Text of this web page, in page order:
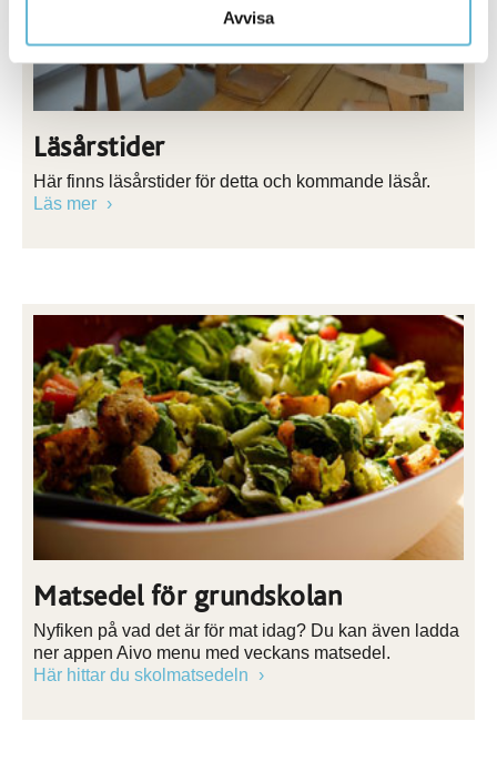
Avvisa
Läsårstider
Här finns läsårstider för detta och kommande läsår.
Läs mer
Matsedel för grundskolan
Nyfiken på vad det är för mat idag? Du kan även ladda
ner appen Aivo menu med veckans matsedel.
Här hittar du skolmatsedeln